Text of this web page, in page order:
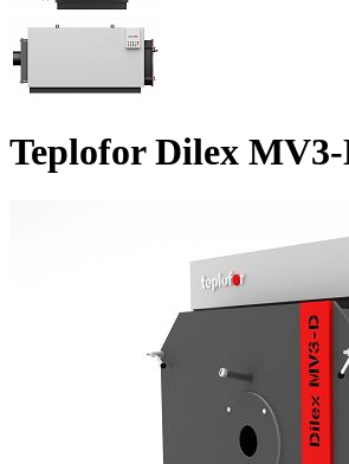
Teplofor Dilex MV3-